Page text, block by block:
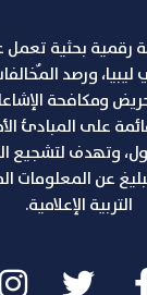
رقمية بحثية تعمل
ورصد
ومكافحة
على المبادئ
وتهدف لتشجيع
عن
التربية الإعلامية.